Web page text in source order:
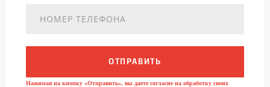
ОТПРАВИТЬ
Нажимая на кнопку «Отправить», вы даете согласие на обработку своих